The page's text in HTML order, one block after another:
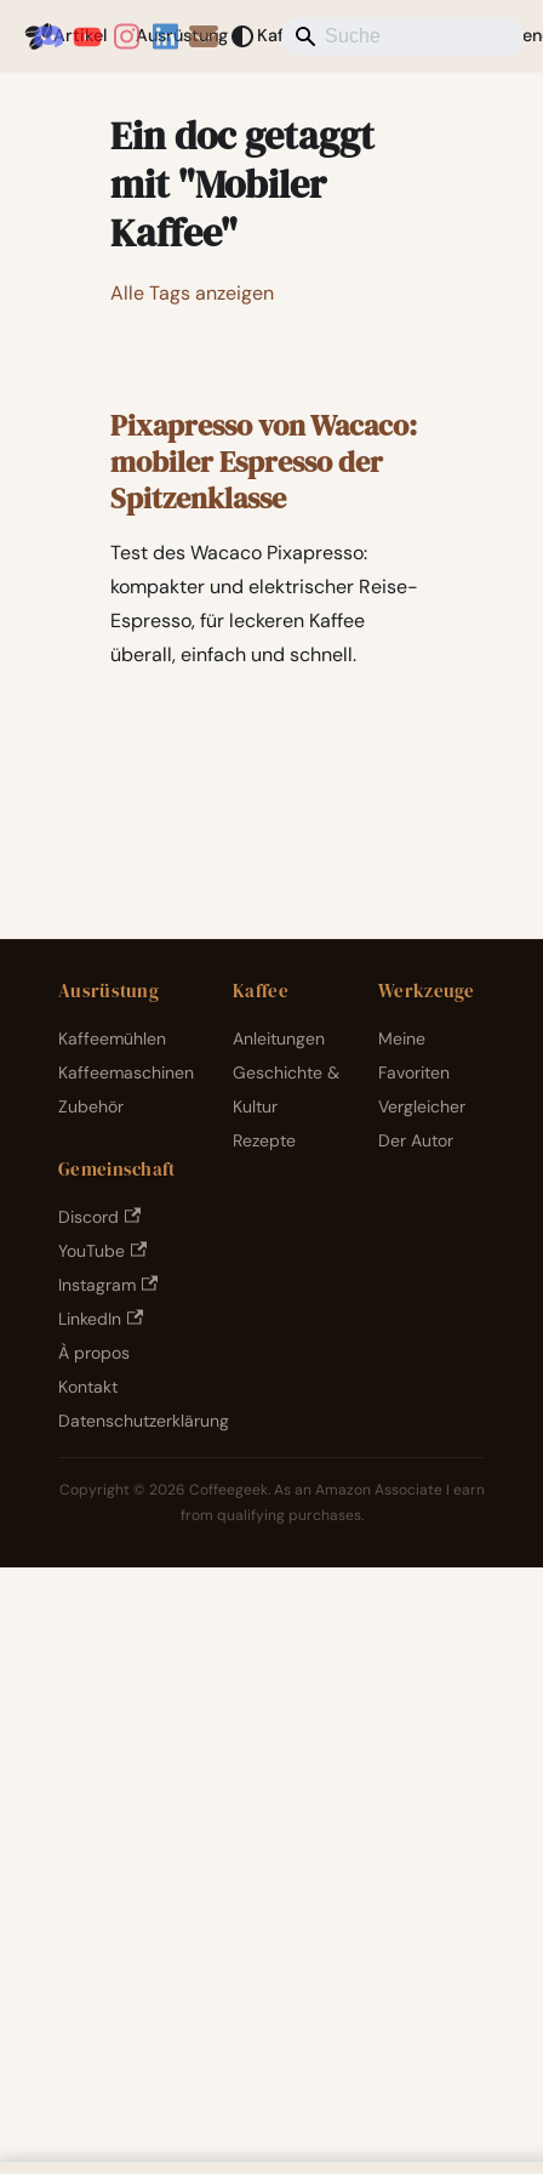
Coffeegeek
Artikel Ausrüstung Kaffee Aktuelles
Ein doc getaggt
mit "Mobiler
Kaffee"
Alle Tags anzeigen
Pixapresso von Wacaco:
mobiler Espresso der
Spitzenklasse
Test des Wacaco Pixapresso:
kompakter und elektrischer Reise-
Espresso, für leckeren Kaffee
überall, einfach und schnell.
Ausrüstung
Kaffeemühlen
Kaffeemaschinen
Zubehör
Kaffee
Anleitungen
Geschichte &
Kultur
Rezepte
Werkzeuge
Meine
Favoriten
Vergleicher
Der Autor
Gemeinschaft
Discord
YouTube
Instagram
LinkedIn
À propos
Kontakt
Datenschutzerklärung
Copyright © 2026 Coffeegeek. As an Amazon Associate I earn
from qualifying purchases.